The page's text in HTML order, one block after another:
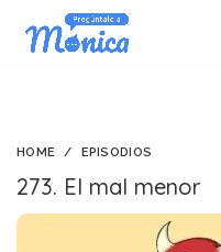
HOME EPISODIOS
273. El mal menor